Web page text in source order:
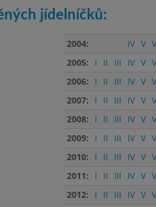
jídelníčků:
2004: IV V
2005:
I II III IV V
2006:
I II III IV V
2007:
I II III IV V
2008:
I II III IV V
2009:
I II III IV V
2010:
I II III IV V
2011:
I II III IV V
2012:
I II III IV V